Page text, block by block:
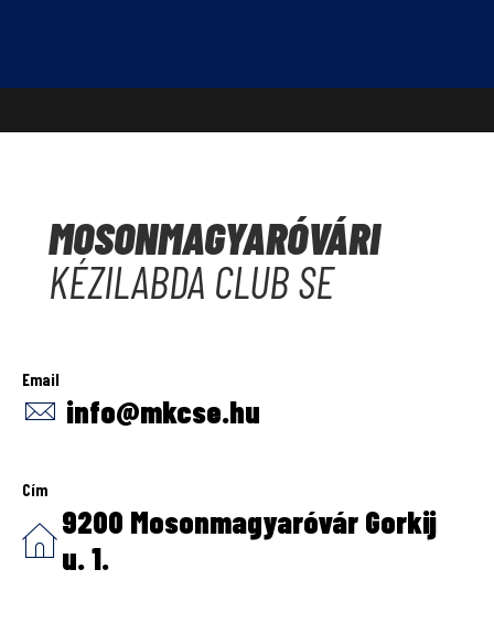
MOSONMAGYARÓVÁRI
KÉZILABDA CLUB SE
Email
info@mkcse.hu
Cím
9200 Mosonmagyaróvár Gorkij
u. 1.